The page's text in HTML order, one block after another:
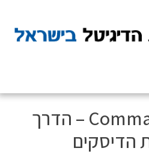
Command & Conquer – הדרך
הדיסקים